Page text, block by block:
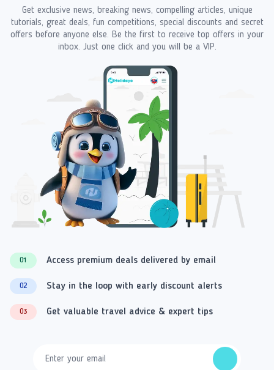
Get exclusive news, breaking news, compelling articles, unique
tutorials, great deals, fun competitions, special discounts and secret
offers before anyone else. Be the first to receive top offers in your
inbox. Just one click and you will be a VIP.
01 Access premium deals delivered by email
02 Stay in the loop with early discount alerts
03 Get valuable travel advice & expert tips